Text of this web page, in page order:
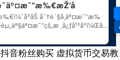
抖音粉丝购买虚拟货币交易教